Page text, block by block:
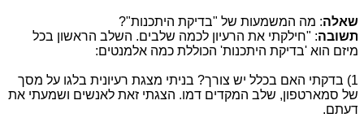
שאלה: מה המשמעות של "בדיקת היתכנות"?
תשובה: "חילקתי את הרעיון לכמה שלבים. השלב הראשון בכל
מיזם הוא 'בדיקת היתכנות' הכוללת כמה אלמנטים:
1) בדקתי האם בכלל יש צורך? בניתי מצגת רעיונית בלגו על מסך
של סמארטפון, שלב המקדים דמו. הצגתי זאת לאנשים ושמעתי את
דעתם.